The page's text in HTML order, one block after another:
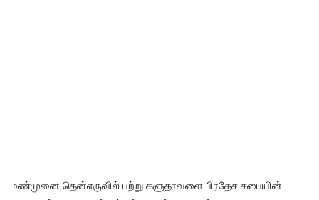
மண்முனை தென்எருவில் பற்று களுதாவளை பிரதேச சபையின்